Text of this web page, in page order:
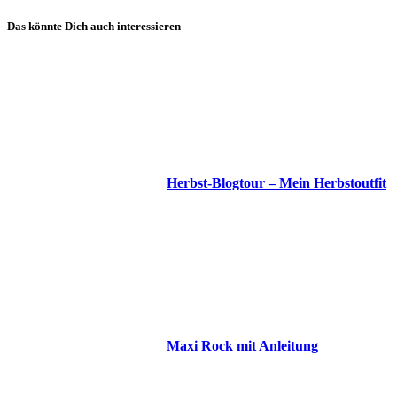
Das könnte Dich auch interessieren
Herbst-Blogtour – Mein Herbstoutfit
Maxi Rock mit Anleitung